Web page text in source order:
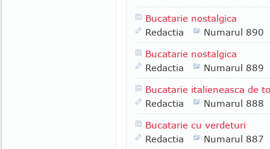
Bucatarie nostalgica
Redactia
Numarul 890
Bucatarie nostalgica
Redactia
Numarul 889
Bucatarie italieneasca de
Redactia
Numarul 888
Bucatarie cu verdeturi
Redactia
Numarul 887